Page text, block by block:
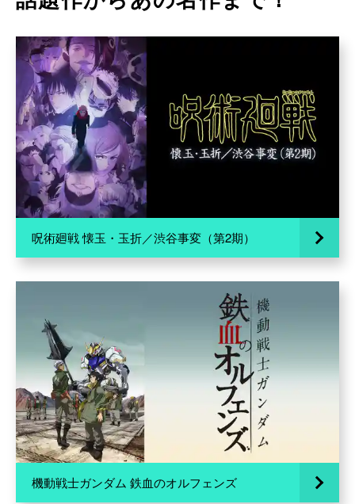
呪術廻戦 懐玉・玉折／渋谷事変（第2期）
機動戦士ガンダム 鉄血のオルフェンズ